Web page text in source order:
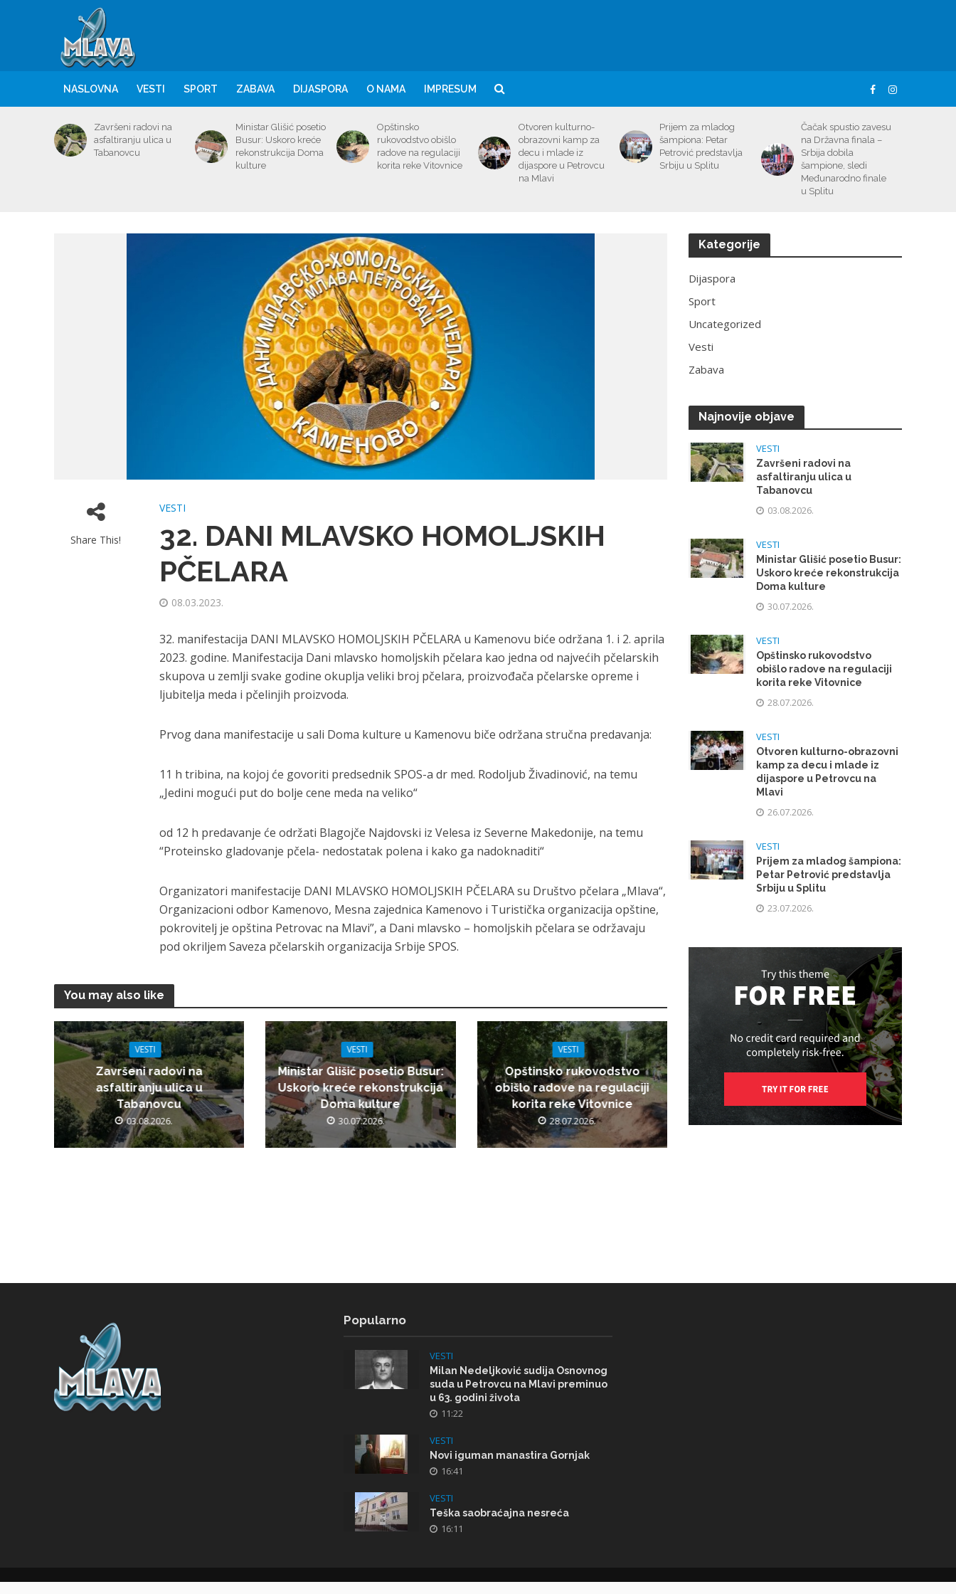
NASLOVNA VESTI SPORT ZABAVA DIJASPORA O NAMA IMPRESUM
Završeni radovi na
asfaltiranju ulica u
Tabanovcu
Ministar Glišić posetio
Busur: Uskoro kreće
rekonstrukcija Doma
kulture
Opštinsko
rukovodstvo obišlo
radove na regulaciji
korita reke Vitovnice
Otvoren kulturno-
obrazovni kamp za
decu i mlade iz
dijaspore u Petrovcu
na Mlavi
Prijem za mladog
šampiona: Petar
Petrović predstavlja
Srbiju u Splitu
Čačak spustio zavesu
na Državna finala –
Srbija dobila
šampione, sledi
Međunarodno finale
u Splitu
Share This!
VESTI
32. DANI MLAVSKO HOMOLJSKIH
PČELARA
08.03.2023.
32. manifestacija DANI MLAVSKO HOMOLJSKIH PČELARA u Kamenovu biće održana 1. i 2. aprila
2023. godine. Manifestacija Dani mlavsko homoljskih pčelara kao jedna od najvećih pčelarskih
skupova u zemlji svake godine okuplja veliki broj pčelara, proizvođača pčelarske opreme i
ljubitelja meda i pčelinjih proizvoda.
Prvog dana manifestacije u sali Doma kulture u Kamenovu biče održana stručna predavanja:
11 h tribina, na kojoj će govoriti predsednik SPOS-a dr med. Rodoljub Živadinović, na temu
„Jedini mogući put do bolje cene meda na veliko“
od 12 h predavanje će održati Blagojče Najdovski iz Velesa iz Severne Makedonije, na temu
“Proteinsko gladovanje pčela- nedostatak polena i kako ga nadoknaditi“
Organizatori manifestacije DANI MLAVSKO HOMOLJSKIH PČELARA su Društvo pčelara „Mlava“,
Organizacioni odbor Kamenovo, Mesna zajednica Kamenovo i Turistička organizacija opštine,
pokrovitelj je opština Petrovac na Mlavi”, a Dani mlavsko – homoljskih pčelara se održavaju
pod okriljem Saveza pčelarskih organizacija Srbije SPOS.
You may also like
VESTI
Završeni radovi na
asfaltiranju ulica u
Tabanovcu
03.08.2026.
VESTI
Ministar Glišić posetio Busur:
Uskoro kreće rekonstrukcija
Doma kulture
30.07.2026.
VESTI
Opštinsko rukovodstvo
obišlo radove na regulaciji
korita reke Vitovnice
28.07.2026.
Kategorije
Dijaspora
Sport
Uncategorized
Vesti
Zabava
Najnovije objave
VESTI
Završeni radovi na
asfaltiranju ulica u
Tabanovcu
03.08.2026.
VESTI
Ministar Glišić posetio Busur:
Uskoro kreće rekonstrukcija
Doma kulture
30.07.2026.
VESTI
Opštinsko rukovodstvo
obišlo radove na regulaciji
korita reke Vitovnice
28.07.2026.
VESTI
Otvoren kulturno-obrazovni
kamp za decu i mlade iz
dijaspore u Petrovcu na
Mlavi
26.07.2026.
VESTI
Prijem za mladog šampiona:
Petar Petrović predstavlja
Srbiju u Splitu
23.07.2026.
Popularno
VESTI
Milan Nedeljković sudija Osnovnog
suda u Petrovcu na Mlavi preminuo
u 63. godini života
11:22
VESTI
Novi iguman manastira Gornjak
16:41
VESTI
Teška saobraćajna nesreća
16:11
Copyright © 2026.RTV Mlava